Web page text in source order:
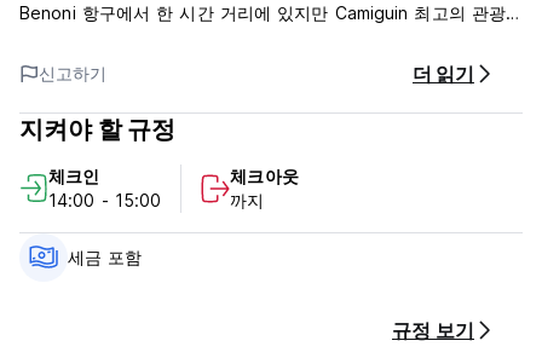
Benoni 항구에서 한 시간 거리에 있지만 Camiguin 최고의 관광
이곳은 모두를 위한 장소입니다. 불의 섬, 카미긴(Camiguin)에 있
는 모든 사람이 집이라고 부를 수 있는 곳입니다.
1. 취소 정책: 도착 3일 전.
2. 체크인 시간은 14:00~15:00입니다.
- 체크인 시 정부가 발행한 사진이 부착된 신분증과 신용카드가
필요합니다.
5. 보증금: 도착 시 PHP200의 파손 보증금이 필요합니다.
신고하기 더 읽기
지켜야 할 규정
체크인
14:00 - 15:00
체크아웃
까지
세금 포함
규정 보기